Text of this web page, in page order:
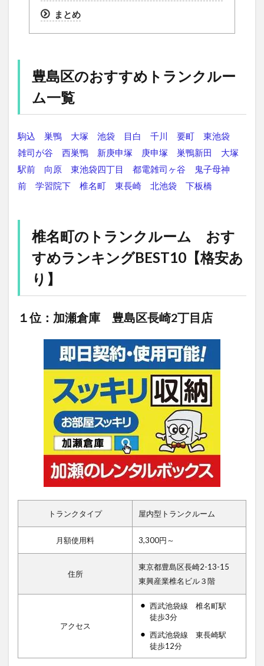
まとめ
豊島区のおすすめトランクルー
ム一覧
駒込 巣鴨 大塚 池袋 目白 千川 要町
東池袋
雑司が谷
西巣鴨 新庚申塚 庚申塚 巣鴨新田
大塚
駅前
向原 東池袋四丁目 都電雑司ヶ谷
鬼子母神
前
学習院下 椎名町 東長崎 北池袋 下板橋
椎名町のトランクルーム おす
すめランキングBEST10【格安あ
り】
１位：加瀬倉庫 豊島区長崎2丁目店
トランクタイプ 屋内型トランクルーム
月額使用料 3,300円～
住所
東京都豊島区長崎2-13-15
東興産業椎名ビル３階
アクセス
西武池袋線 椎名町駅
徒歩3分
西武池袋線 東長崎駅
徒歩12分